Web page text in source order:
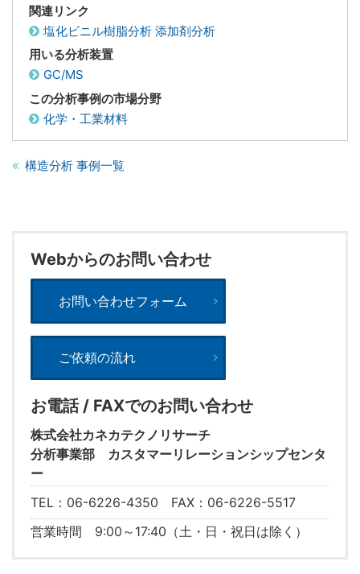
関連リンク
塩化ビニル樹脂分析 添加剤分析
用いる分析装置
GC/MS
この分析事例の市場分野
化学・工業材料
構造分析 事例一覧
Webからのお問い合わせ
お問い合わせフォーム
ご依頼の流れ
お電話 / FAXでのお問い合わせ
株式会社カネカテクノリサーチ
分析事業部 カスタマーリレーションシップセンタ
ー
TEL：06-6226-4350 FAX：06-6226-5517
営業時間 9:00～17:40（土・日・祝日は除く）